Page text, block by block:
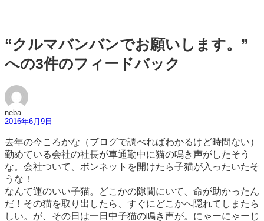
“クルマバンバンでお願いします。”
への3件のフィードバック
neba
2016年6月9日
去年の今ころかな（ブログで調べればわかるけど時間ない）
勤めている会社の社長が車通勤中に猫の鳴き声がしたそう
な。会社ついて、ボンネットを開けたら子猫が入ったいたそ
うな！
なんて運のいい子猫。どこかの隙間にいて、命が助かったん
だ！その猫を取り出したら、すぐにどこかへ隠れてしまたら
しい。が、その日は一日中子猫の鳴き声が。にゃーにゃーじ